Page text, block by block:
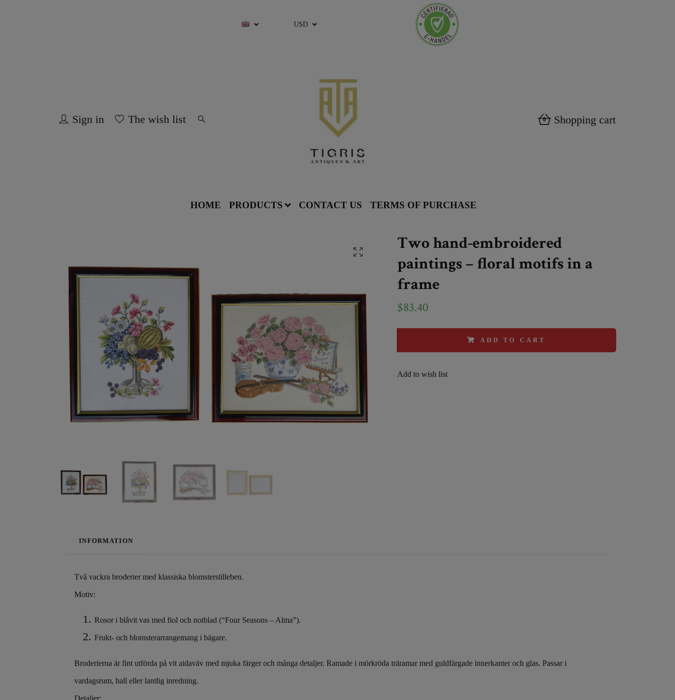
USD
Sign in The wish list 0 Shopping cart
HOME PRODUCTS CONTACT US TERMS OF PURCHASE
Two hand-embroidered
paintings – floral motifs in a
frame
$83.40
ADD TO CART
Add to wish list
INFORMATION
Två vackra broderier med klassiska blomsterstilleben.
Motiv:
Rosor i blåvit vas med fiol och notblad (“Four Seasons – Alma”).
Frukt- och blomsterarrangemang i bägare.
Broderierna är fint utförda på vit aidaväv med mjuka färger och många detaljer. Ramade i mörkröda träramar med guldfärgade innerkanter och glas. Passar i
vardagsrum, hall eller lantlig inredning.
Detaljer: